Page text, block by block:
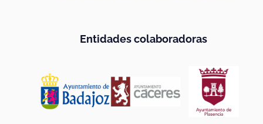
Entidades colaboradoras